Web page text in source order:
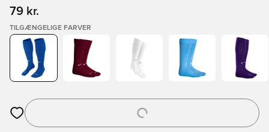
79 kr.
TILGÆNGELIGE FARVER
Åbner en Modal til at logge ind eller tilmelde dig som medlem